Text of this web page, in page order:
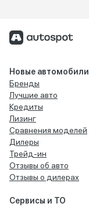
Новые автомобили
Бренды
Лучшие авто
Кредиты
Лизинг
Сравнения моделей
Дилеры
Трейд-ин
Отзывы об авто
Отзывы о дилерах
Сервисы и ТО